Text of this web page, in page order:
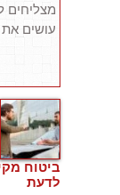
מצליחים
עושים את
ביטוח
לדעת